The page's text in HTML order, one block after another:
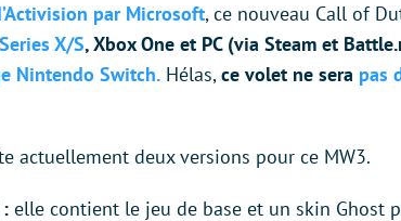
par Microsoft, ce nouveau Call of
X/S, Xbox One et PC (via Steam et
Nintendo Switch. Hélas,ce volet ne sera pas
actuellement deux versions pour ce MW3.
elle contient le jeu de base et un skin Ghost